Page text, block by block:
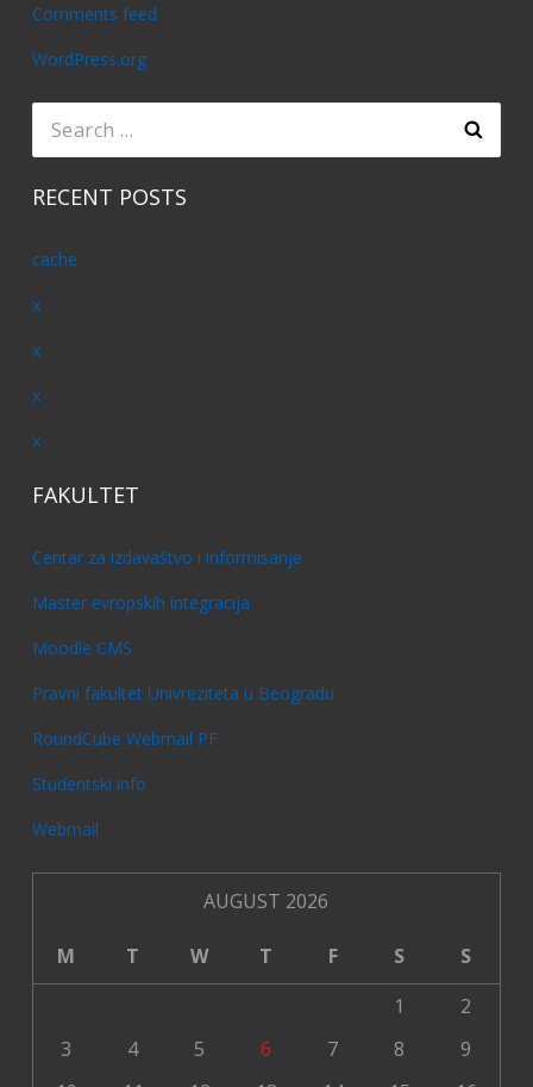
Comments feed
WordPress.org
Search
RECENT POSTS
cache
x
x
x
x
FAKULTET
Centar za izdavаštvo i informisanje
Master evropskih integracija
Moodle CMS
Pravni fakultet Univreziteta u Beogradu
RoundCube Webmail PF
Studentski info
Webmail
AUGUST 2026
M T W T F S
S
1
2
3
4 5 6 7 8
9